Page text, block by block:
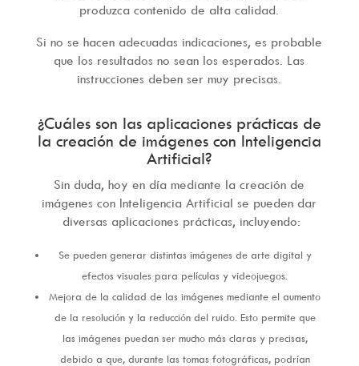
produzca contenido de alta calidad.
Si no se hacen adecuadas indicaciones, es probable
que los resultados no sean los esperados. Las
instrucciones deben ser muy precisas.
¿Cuáles son las aplicaciones prácticas de
la creación de imágenes con Inteligencia
Artificial?
Sin duda, hoy en día mediante la creación de
imágenes con Inteligencia Artificial se pueden dar
diversas aplicaciones prácticas, incluyendo:
Se pueden generar distintas imágenes de arte digital y
efectos visuales para películas y videojuegos.
Mejora de la calidad de las imágenes mediante el aumento
de la resolución y la reducción del ruido. Esto permite que
las imágenes puedan ser mucho más claras y precisas,
debido a que, durante las tomas fotográficas, podrían